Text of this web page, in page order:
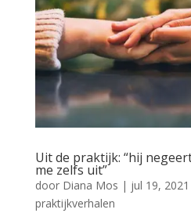
Uit de praktijk: “hij
me zelfs uit”
door Diana Mos | jul 19, 2021
praktijkverhalen